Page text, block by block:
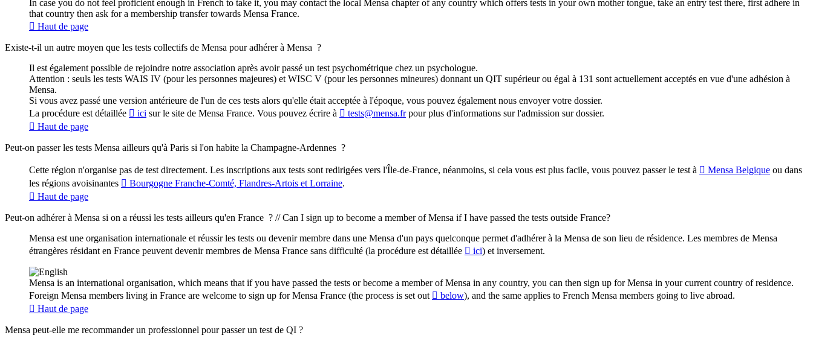
In case you do not feel proficient enough in French to take it, you may contact the local Mensa chapter of any country which offers tests in your own mother tongue, take an entry test there, first adhere in
that country then ask for a membership transfer towards Mensa France.
Haut de page
Existe-t-il un autre moyen que les tests collectifs de Mensa pour adhérer à Mensa ?
Il est également possible de rejoindre notre association après avoir passé un test psychométrique chez un psychologue.
Attention : seuls les tests WAIS IV (pour les personnes majeures) et WISC V (pour les personnes mineures) donnant un QIT supérieur ou égal à 131 sont actuellement acceptés en vue d'une adhésion à
Mensa.
Si vous avez passé une version antérieure de l'un de ces tests alors qu'elle était acceptée à l'époque, vous pouvez également nous envoyer votre dossier.
La procédure est détaillée
ici sur le site de Mensa France. Vous pouvez écrire à tests@mensa.frpour plus d'informations sur l'admission sur dossier.
Haut de page
Peut-on passer les tests Mensa ailleurs qu'à Paris si l'on habite la Champagne-Ardennes ?
Cette région n'organise pas de test directement. Les inscriptions aux tests sont redirigées vers l'Île-de-France, néanmoins, si cela vous est plus facile, vous pouvez passer le test à Mensa Belgique ou dans
les régions avoisinantes
Bourgogne Franche-Comté, Flandres-Artois et Lorraine.
Haut de page
Peut-on adhérer à Mensa si on a réussi les tests ailleurs qu'en France ? // Can I sign up to become a member of Mensa if I have passed the tests outside France?
Mensa est une organisation internationale et réussir les tests ou devenir membre dans une Mensa d'un pays quelconque permet d'adhérer à la Mensa de son lieu de résidence. Les membres de Mensa
étrangères résidant en France peuvent devenir membres de Mensa France sans difficulté (la procédure est détaillée
ici) et inversement.
Mensa is an international organisation, which means that if you have passed the tests or become a member of Mensa in any country, you can then sign up for Mensa in your current country of residence.
Foreign Mensa members living in France are welcome to sign up for Mensa France (the process is set out
below), and the same applies to French Mensa members going to live abroad.
Haut de page
Mensa peut-elle me recommander un professionnel pour passer un test de QI ?